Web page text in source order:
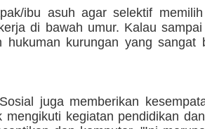
ibu asuh agar selektif
di bawah umur. Kalau
hukuman kurungan yang sangat
juga memberikan
kegiatan pendidikan